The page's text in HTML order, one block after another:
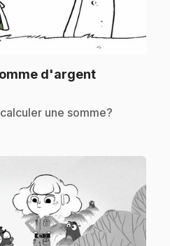
d'argent.
une somme?